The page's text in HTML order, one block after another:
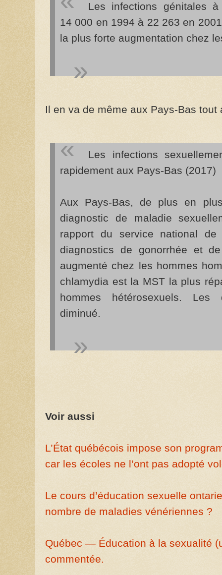
Les infections génitales
14 000 en 1994 à 22 263 en
la plus forte augmentation chez
Il en va de même aux Pays-Bas tout
Les infections
rapidement aux Pays-Bas (2017)
Aux Pays-Bas, de plus en
diagnostic de maladie
rapport du service national
diagnostics de gonorrhée et
augmenté chez les hommes
chlamydia est la MST la plus
hommes hétérosexuels. Les
diminué.
Voir aussi
L’État québécois impose son
car les écoles ne l’ont pas adopté
Le cours d’éducation sexuelle
nombre de maladies vénériennes ?
Québec — Éducation à la sexualité
commentée.